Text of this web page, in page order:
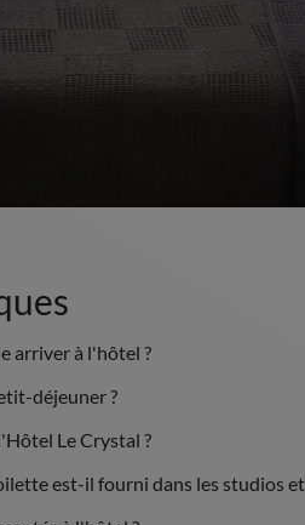
arriver à l'hôtel ?
déjeuner ?
Le Crystal ?
est-il fourni dans les studios